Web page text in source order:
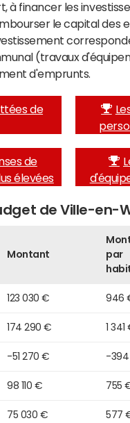
à financer les
le capital des
(travaux
d'emprunts.
de
de
élevées
de Ville-en-
Montant
par
123 030 € 946
174 290 € 1
-51 270 € -
98 110 € 755
75 030 € 577